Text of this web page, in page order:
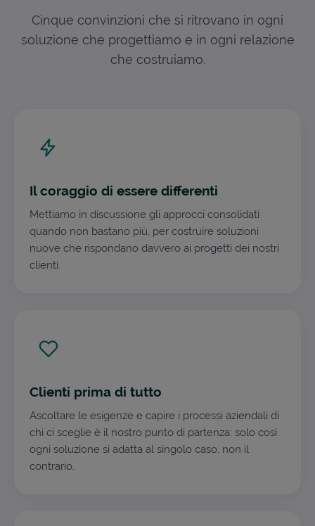
Cinque convinzioni che si ritrovano in ogni
soluzione che progettiamo e in ogni relazione
che costruiamo.
Il coraggio di essere differenti
Mettiamo in discussione gli approcci consolidati
quando non bastano più, per costruire soluzioni
nuove che rispondano davvero ai progetti dei nostri
clienti.
Clienti prima di tutto
Ascoltare le esigenze e capire i processi aziendali di
chi ci sceglie è il nostro punto di partenza: solo così
ogni soluzione si adatta al singolo caso, non il
contrario.